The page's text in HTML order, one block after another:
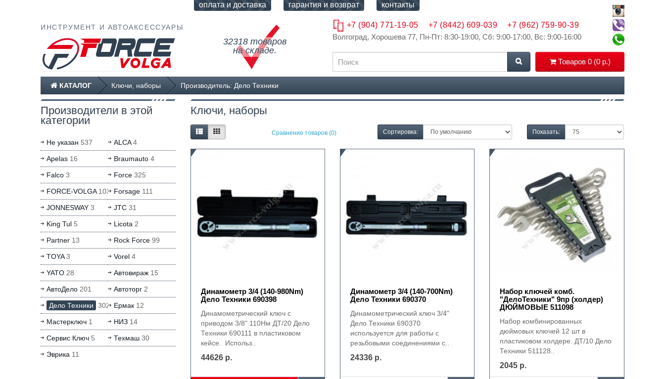
ИНСТРУМЕНТ И АВТОАКСЕССУАРЫ
оплата и доставка гарантия и возврат контакты
Волгоград, Хорошева 77, Пн-Пт: 8:30-19:00, Сб: 9:00-17:00, Вс: 9:00-16:00
Товаров 0 (0 р.)
32318 товаров
на складе.
+7 (904) 771-19-05 +7 (8442) 609-039 +7 (962) 759-90-39
КАТАЛОГ Ключи, наборы Производитель: Дело Техники
Производители в этой
категории
Не указан 537 ALCA4
Apelas 16 Braumauto 4
Falco 3 Force 325
FORCE-VOLGA103 Forsage 111
JONNESWAY 3 JTC 31
King Tul 5 Licota 2
Partner 13 Rock Force 99
TOYA3 Vorel 4
YATO 28 Автовираж 15
АвтоДело 201 Автоторг 2
Дело Техники 302 Ермак 12
Мастерключ 1 НИЗ 14
Сервис Ключ 5 Техмаш 30
Эврика 11
Ключи, наборы
Сравнение товаров (0) Сортировка: Показать:
Динамометр 3/4 (140-980Nm)
Дело Техники 690398
Динамометрический ключ с
приводом 3/8" 110Нм ДТ/20 Дело
Техники 690111 в пластиковом
кейсе. Использ..
44626 р.
Динамометр 3/4 (140-700Nm)
Дело Техники 690370
Динамометрический ключ 3/4"
Дело Техники 690370
используется для работы с
резьбовыми соединениями с..
24336 р.
Набор ключей комб.
"ДелоТехники" 9пр (холдер)
ДЮЙМОВЫЕ 511098
Набор комбинированных
дюймовых ключей 12 шт в
пластиковом холдере. ДТ/10 Дело
Техники 511128..
2045 р.